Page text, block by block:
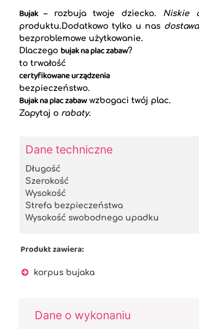
Bujak– rozbuja twoje dziecko. Niskie
produktu.Dodatkowo tylko u nas
bezproblemowe użytkowanie.
Dlaczego bujak na plac zabaw?
to trwałość
certyfikowane urządzenia
bezpieczeństwo.
Bujak na plac zabawwzbogaci twój plac.
Zapytaj o rabaty.
Dane techniczne
Długość
Szerokość
Wysokość
Strefa bezpieczeństwa
Wysokość swobodnego upadku
Produkt zawiera:
korpus bujaka
Dane o wykonaniu